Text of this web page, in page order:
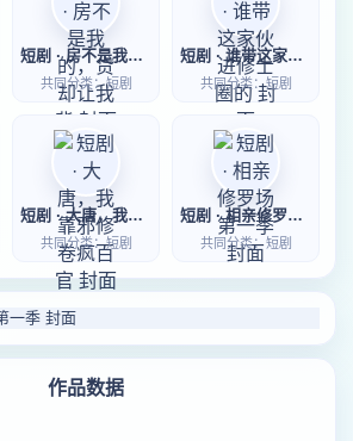
短剧 · 房不是我的，贷却让我背
共同分类：短剧
短剧 · 谁带这家伙进修士圈的
共同分类：短剧
短剧 · 大唐，我靠邪修卷疯百官
共同分类：短剧
短剧 · 相亲修罗场第一季
共同分类：短剧
作品数据